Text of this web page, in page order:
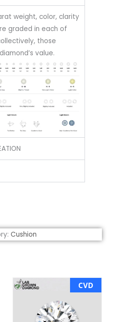
weight, color, clarity
graded in each of
those
value.
Cushion
CVD